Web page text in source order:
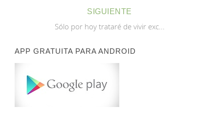
SIGUIENTE
Sólo por hoy trataré de vivir exc...
APP GRATUITA PARA ANDROID